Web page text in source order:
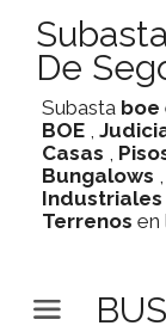
De
Subasta boe
BOE ,
Casas ,
Bungalows ,
Industriales
Terrenos en